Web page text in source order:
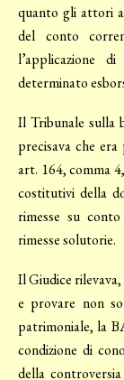
quanto gli attori
del conto
l’applicazione
determinato
Il Tribunale sulla
precisava che
art. 164, comma
costitutivi della
rimesse su
rimesse solutorie.
Il Giudice
e provare non
patrimoniale, la
condizione di
della